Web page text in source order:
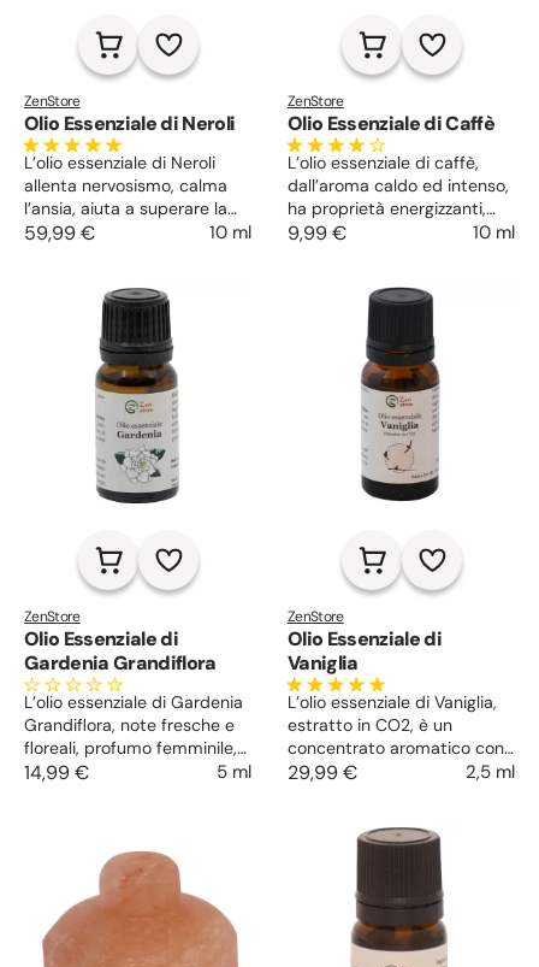
ZenStore
Olio Essenziale di Neroli
L’olio essenziale di Neroli
allenta nervosismo, calma
l’ansia, aiuta a superare la
depressione, ideale per
eventi traumatici. Tonico
della pelle, rassoda, tratta le
irritazioni, uniforma
l’incarnato.
59,99 € 10 ml
ZenStore
Olio Essenziale di Caffè
L’olio essenziale di caffè,
dall’aroma caldo ed intenso,
ha proprietà energizzanti,
stimolanti, drenanti e
idrica, borse ed occhiaie.
Stimola la mente,
contrastando stress ed
affaticamento.
9,99 € 10 ml
ZenStore
Olio Essenziale di
Gardenia Grandiflora
L’olio essenziale di Gardenia
Grandiflora, note fresche e
floreali, profumo femminile,
avvolgente ed audace. Aiuta
dolori, decongestiona e
sostiene in menopausa.
14,99 € 5 ml
ZenStore
Olio Essenziale di
Vaniglia
L’olio essenziale di Vaniglia,
estratto in CO2, è un
concentrato aromatico con
proprietà afrodisiache,
donare una fragranza
cosmetici, agisce come
antirughe.
29,99 € 2,5 ml